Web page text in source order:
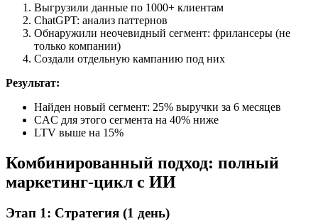
Выгрузили данные по 1000+ клиентам
ChatGPT: анализ паттернов
Обнаружили неочевидный сегмент: фрилансеры (не
только компании)
Создали отдельную кампанию под них
Результат:
Найден новый сегмент: 25% выручки за 6 месяцев
CAC для этого сегмента на 40% ниже
LTV выше на 15%
Комбинированный подход: полный
маркетинг-цикл с ИИ
Этап 1: Стратегия (1 день)